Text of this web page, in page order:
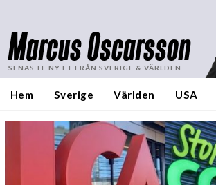
Marcus Oscarsson
SENASTE NYTT FRÅN SVERIGE & VÄRLDEN
Hem Sverige Världen USA